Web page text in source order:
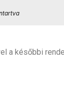
későbbi